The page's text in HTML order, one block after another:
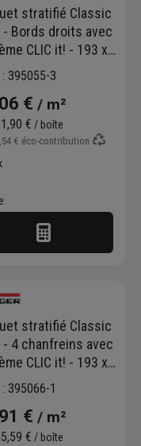
stratifié Classic
Bords droits avec
CLIC it! - 193 x
mm - Chêne du
Naturel
395055-3
€ / m²
€ / boîte
€ éco-contribution
stratifié Classic
4 chanfreins avec
CLIC it! - 193 x
mm - Chêne du
395066-1
€ / m²
€ / boîte